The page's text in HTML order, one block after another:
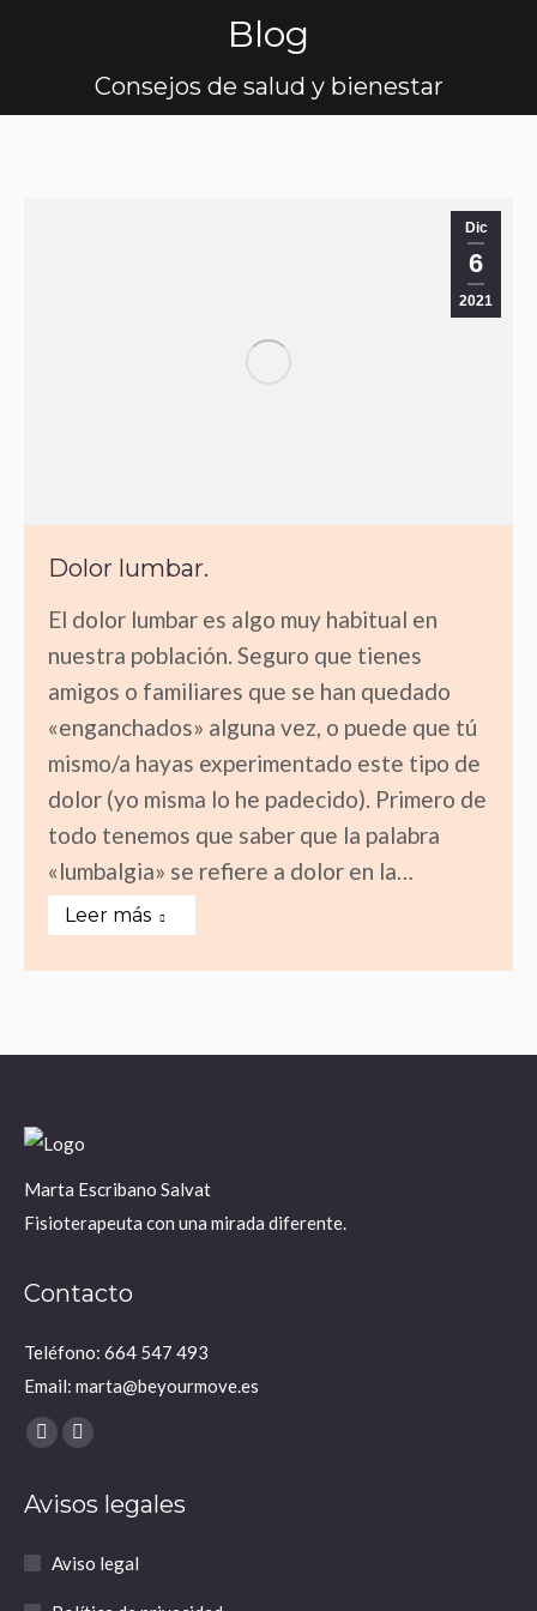
Blog
Consejos de salud y bienestar
Estás aquí:
Dic
6
2021
Dolor lumbar.
El dolor lumbar es algo muy habitual en
nuestra población. Seguro que tienes
amigos o familiares que se han quedado
«enganchados» alguna vez, o puede que tú
mismo/a hayas experimentado este tipo de
dolor (yo misma lo he padecido). Primero de
todo tenemos que saber que la palabra
«lumbalgia» se refiere a dolor en la…
Leer más
Marta Escribano Salvat
Fisioterapeuta con una mirada diferente.
Contacto
Teléfono: 664 547 493
Email: marta@beyourmove.es
Encuéntranos en:
YouTube
opens
new
window
Instagram
opens
new
window
Avisos legales
Aviso legal